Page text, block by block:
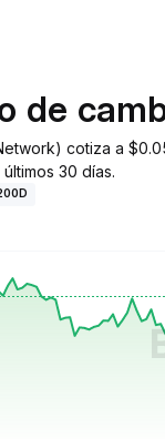
de
cotiza a
30 días.